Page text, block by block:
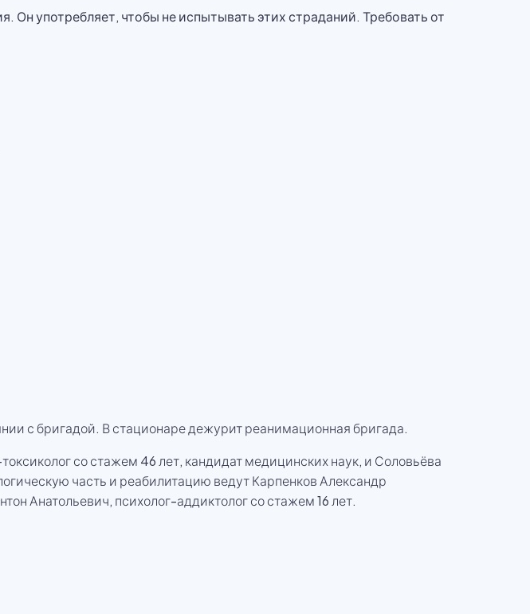
Он употребляет, чтобы не испытывать этих страданий. Требовать от
с бригадой. В стационаре дежурит реанимационная бригада.
со стажем 46 лет, кандидат медицинских наук, и Соловьёва
часть и реабилитацию ведут Карпенков Александр
Анатольевич, психолог-аддиктолог со стажем 16 лет.